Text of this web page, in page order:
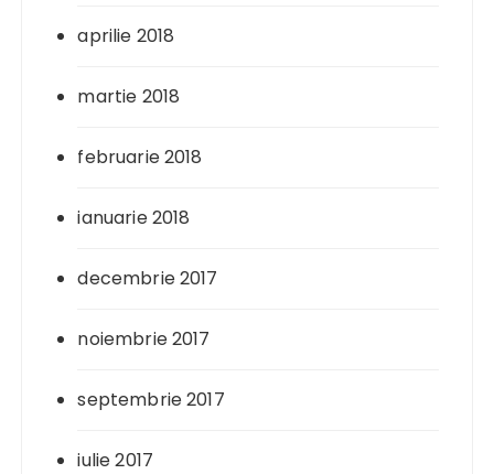
aprilie 2018
martie 2018
februarie 2018
ianuarie 2018
decembrie 2017
noiembrie 2017
septembrie 2017
iulie 2017